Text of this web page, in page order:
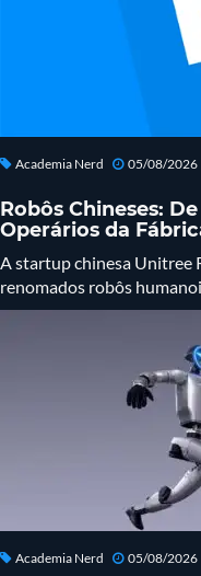
Academia Nerd 05/08/2026
Robôs Chineses:
Operários da
A startup chinesa Unitree
renomados robôs
Academia Nerd 05/08/2026